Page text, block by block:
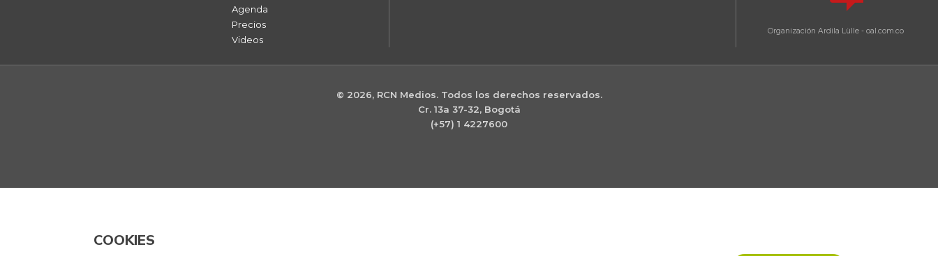
Agenda
Precios
Videos
Organización Ardila Lülle - oal.com.co
© 2026, RCN Medios. Todos los derechos reservados.
Cr. 13a 37-32, Bogotá
(+57) 1 4227600
COOKIES